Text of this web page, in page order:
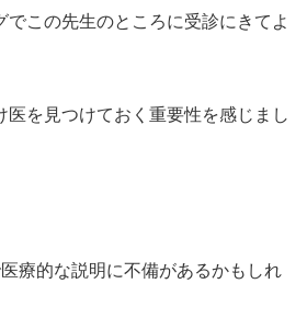
この先生のところに受診にきてよ
を見つけておく重要性を感じまし
療的な説明に不備があるかもしれ